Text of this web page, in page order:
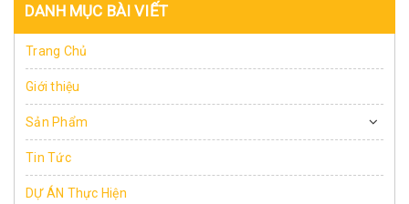
DANH MỤC BÀI VIẾT
Trang Chủ
Giới thiệu
Sản Phẩm
Tin Tức
DỰ ÁN Thực Hiện